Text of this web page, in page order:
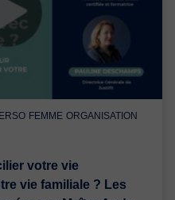
FEMME ORGANISATION
votre vie
vie familiale ? Les